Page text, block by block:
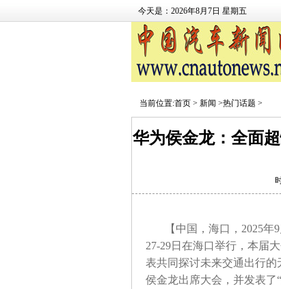
今天是：2026年8月7日 星期五
当前位置:首页 > 新闻 >热门话题 >
华为侯金龙：全面
【中国，海口，2025
27-29日在海口举行，本届
表共同探讨未来交通出行
侯金龙出席大会，并发表了